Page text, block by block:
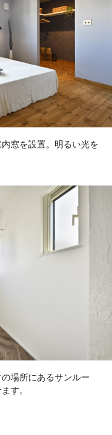
窓を設置。明るい光を
場所にあるサンルー
す。